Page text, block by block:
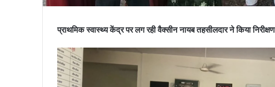
प्राथमिक स्वास्थ्य केंद्र पर लग रही वैक्सीन नायब तहसीलदार ने किया निरीक्षण